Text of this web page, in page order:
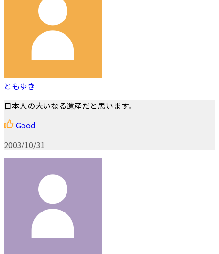
ともゆき
日本人の大いなる遺産だと思います。
Good
2003/10/31